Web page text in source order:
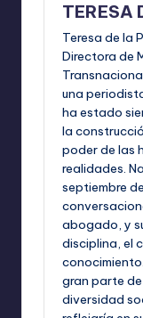
TERESA
Teresa de la
Directora de
una
ha estado
la
poder de las
realidades.
septiembre
abogado, y
disciplina, el
gran parte
diversidad